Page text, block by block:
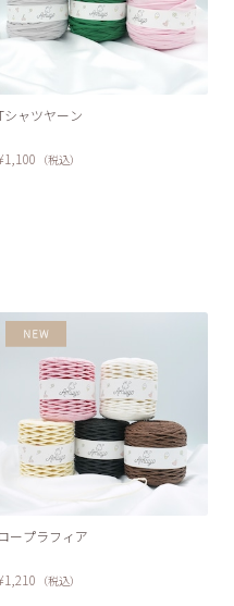
シャツヤーン
（税込）
ープラフィア
（税込）